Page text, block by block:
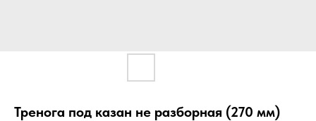
Тренога под казан не разборная (270 мм)